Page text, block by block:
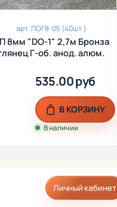
арт.ПОГ8-05 (40шт.)
Бронза
Г-об. анод. алюм.
535.00 руб
В наличии
В КОРЗИНУ
Личный кабинет